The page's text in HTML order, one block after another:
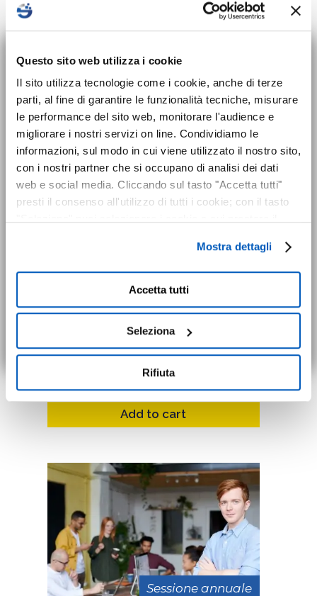
Questo sito web utilizza i cookie
Il sito utilizza tecnologie come i cookie, anche di terze
parti, al fine di garantire le funzionalità tecniche, misurare
le performance del sito web, monitorare l'audience e
migliorare i nostri servizi on line. Condividiamo le
informazioni, sul modo in cui viene utilizzato il nostro sito,
con i nostri partner che si occupano di analisi dei dati
web e social media. Cliccando sul tasto "Accetta tutti"
presti il consenso all'utilizzo di tutti i cookie; con il tasto
destra puoi continuare la navigazione solo con l'utilizzo
dei cookie necessari. Per saperne di più ed
eventualmente modificare il tuo consenso, consulta
l'Informativa suCookiesePrivacy. È possibile
consenso in qualsiasi momento, accedendo al pannello
Mostra Dettagli.
Mostra dettagli
Accetta tutti
Seleziona
Rifiuta
20 Ottobre 2026
CORSI SPAZI CONFINATI
Formazione di
aggiornamento per
addetti a lavorazioni in
ambienti confinati
149,00€
Add to cart
Sessione annuale
Nuovo corso sulla
sicurezza per Datori
di Lavoro disponibile!
Dal 24 maggio 2025 entra in vigore
l’obbligo formativo previsto dal nuovo
Accordo Stato-Regioni 2025 che introduce
il corso di formazione sicurezzaper tutti i
datori di lavoro. I datori di lavoro già in
carica al momento dell’entrata in vigore
maggio 2027) per completare il corso. Il
corso è attualmente disponibile per
l’acquisto in modalità e-learning (in
autonomia da remoto) cliccando